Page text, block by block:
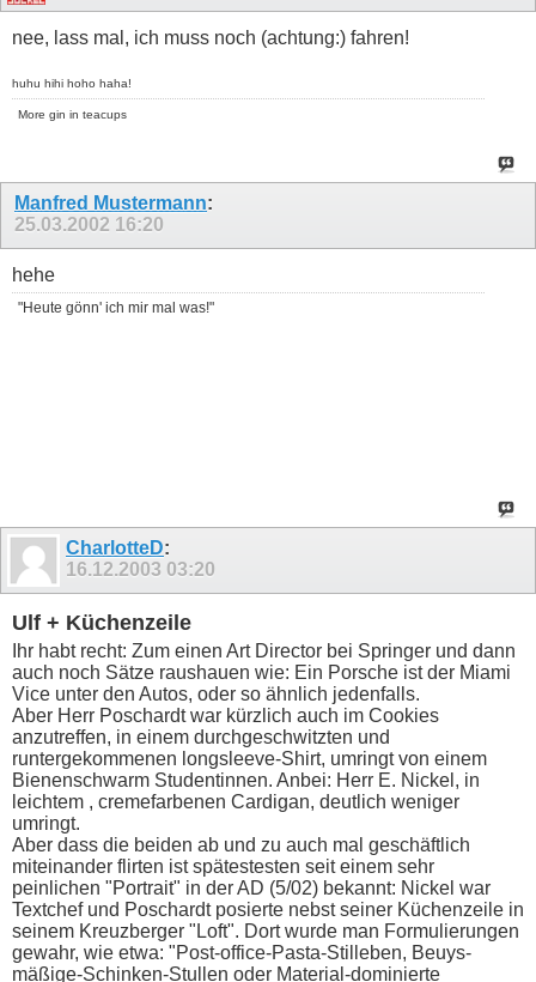
nee, lass mal, ich muss noch (achtung:) fahren!
huhu hihi hoho haha!
More gin in teacups
Manfred Mustermann:
25.03.2002 16:20
hehe
"Heute gönn' ich mir mal was!"
CharlotteD:
16.12.2003 03:20
Ulf + Küchenzeile
Ihr habt recht: Zum einen Art Director bei Springer und dann
auch noch Sätze raushauen wie: Ein Porsche ist der Miami
Vice unter den Autos, oder so ähnlich jedenfalls.
Aber Herr Poschardt war kürzlich auch im Cookies
anzutreffen, in einem durchgeschwitzten und
runtergekommenen longsleeve-Shirt, umringt von einem
Bienenschwarm Studentinnen. Anbei: Herr E. Nickel, in
leichtem , cremefarbenen Cardigan, deutlich weniger
umringt.
Aber dass die beiden ab und zu auch mal geschäftlich
miteinander flirten ist spätestesten seit einem sehr
peinlichen "Portrait" in der AD (5/02) bekannt: Nickel war
Textchef und Poschardt posierte nebst seiner Küchenzeile in
seinem Kreuzberger "Loft". Dort wurde man Formulierungen
gewahr, wie etwa: "Post-office-Pasta-Stilleben, Beuys-
mäßige-Schinken-Stullen oder Material-dominierte